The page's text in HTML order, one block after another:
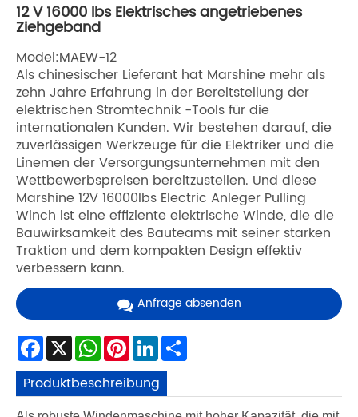
12 V 16000 lbs Elektrisches angetriebenes
Ziehgeband
Model:MAEW-12
Als chinesischer Lieferant hat Marshine mehr als
zehn Jahre Erfahrung in der Bereitstellung der
elektrischen Stromtechnik -Tools für die
internationalen Kunden. Wir bestehen darauf, die
zuverlässigen Werkzeuge für die Elektriker und die
Linemen der Versorgungsunternehmen mit den
Wettbewerbspreisen bereitzustellen. Und diese
Marshine 12V 16000lbs Electric Anleger Pulling
Winch ist eine effiziente elektrische Winde, die die
Bauwirksamkeit des Bauteams mit seiner starken
Traktion und dem kompakten Design effektiv
verbessern kann.
Anfrage absenden
Facebook
X WhatsApp
Pinterest
LinkedIn
Produktbeschreibung